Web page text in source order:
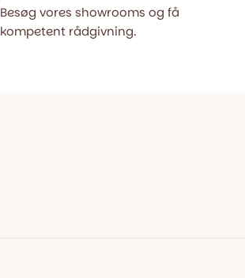
Besøg vores showrooms og få
kompetent rådgivning.